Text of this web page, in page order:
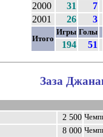
2000
31 7
2001
26 3
Итого
Игры Голы
194 51
Заза
2 500
8 000